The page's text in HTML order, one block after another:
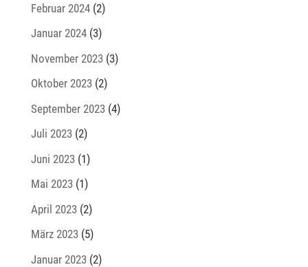
Februar 2024(2)
Januar 2024(3)
November 2023(3)
Oktober 2023(2)
September 2023(4)
Juli 2023(2)
Juni 2023(1)
Mai 2023(1)
April 2023(2)
März 2023(5)
Januar 2023(2)